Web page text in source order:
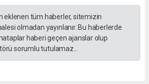
eklenen tüm haberler, sitemizin
olmadan yayınlanır. Bu haberlerde
haberi geçen ajanslar olup
sorumlu tutulamaz...